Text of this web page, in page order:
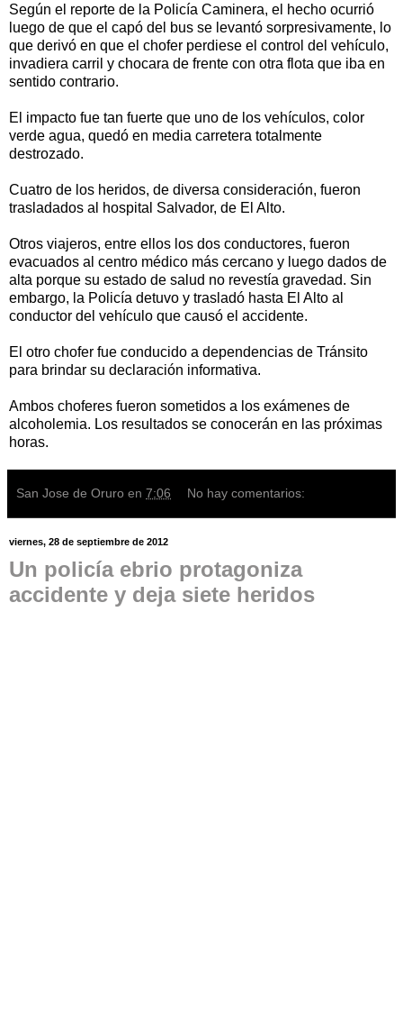
Según el reporte de la Policía Caminera, el hecho ocurrió
luego de que el capó del bus se levantó sorpresivamente, lo
que derivó en que el chofer perdiese el control del vehículo,
invadiera carril y chocara de frente con otra flota que iba en
sentido contrario.
El impacto fue tan fuerte que uno de los vehículos, color
verde agua, quedó en media carretera totalmente
destrozado.
Cuatro de los heridos, de diversa consideración, fueron
trasladados al hospital Salvador, de El Alto.
Otros viajeros, entre ellos los dos conductores, fueron
evacuados al centro médico más cercano y luego dados de
alta porque su estado de salud no revestía gravedad. Sin
embargo, la Policía detuvo y trasladó hasta El Alto al
conductor del vehículo que causó el accidente.
El otro chofer fue conducido a dependencias de Tránsito
para brindar su declaración informativa.
Ambos choferes fueron sometidos a los exámenes de
alcoholemia. Los resultados se conocerán en las próximas
horas.
San Jose de Oruro en 7:06 No hay comentarios:
viernes, 28 de septiembre de 2012
Un policía ebrio protagoniza
accidente y deja siete heridos